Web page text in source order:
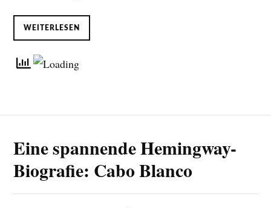
WEITERLESEN
Eine spannende Hemingway-
Biografie: Cabo Blanco